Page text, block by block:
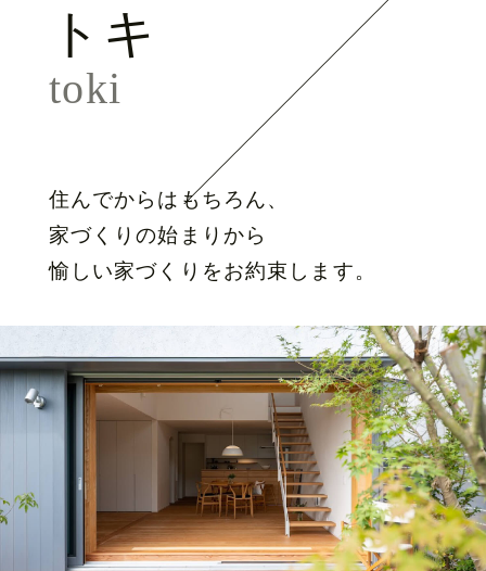
トキ
toki
住んでからはもちろん、
家づくりの始まりから
愉しい家づくりをお約束します。